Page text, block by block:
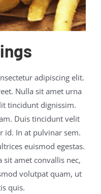
adipiscing elit.
Nulla sit amet urna
tincidunt dignissim.
Duis tincidunt velit
id. In at pulvinar sem.
euismod egestas.
sit amet convallis nec,
volutpat quam, ut
quis.